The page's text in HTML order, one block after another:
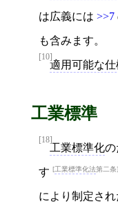
は広義には >>7
も含みます。
[10]
適用可能な仕
工業標準
[18]
工業標準化の
す 工業標準化法第二条
により制定され